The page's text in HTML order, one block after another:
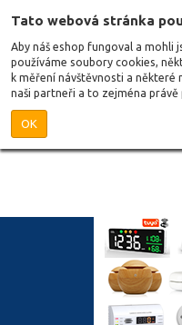
Tato webová stránka
Aby náš eshop fungoval a mohli
používáme soubory cookies,
k měření návštěvnosti a
naši partneři a to zejména
OK